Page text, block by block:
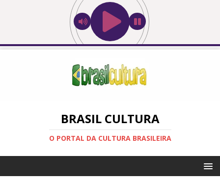
BRASIL CULTURA
O PORTAL DA CULTURA BRASILEIRA